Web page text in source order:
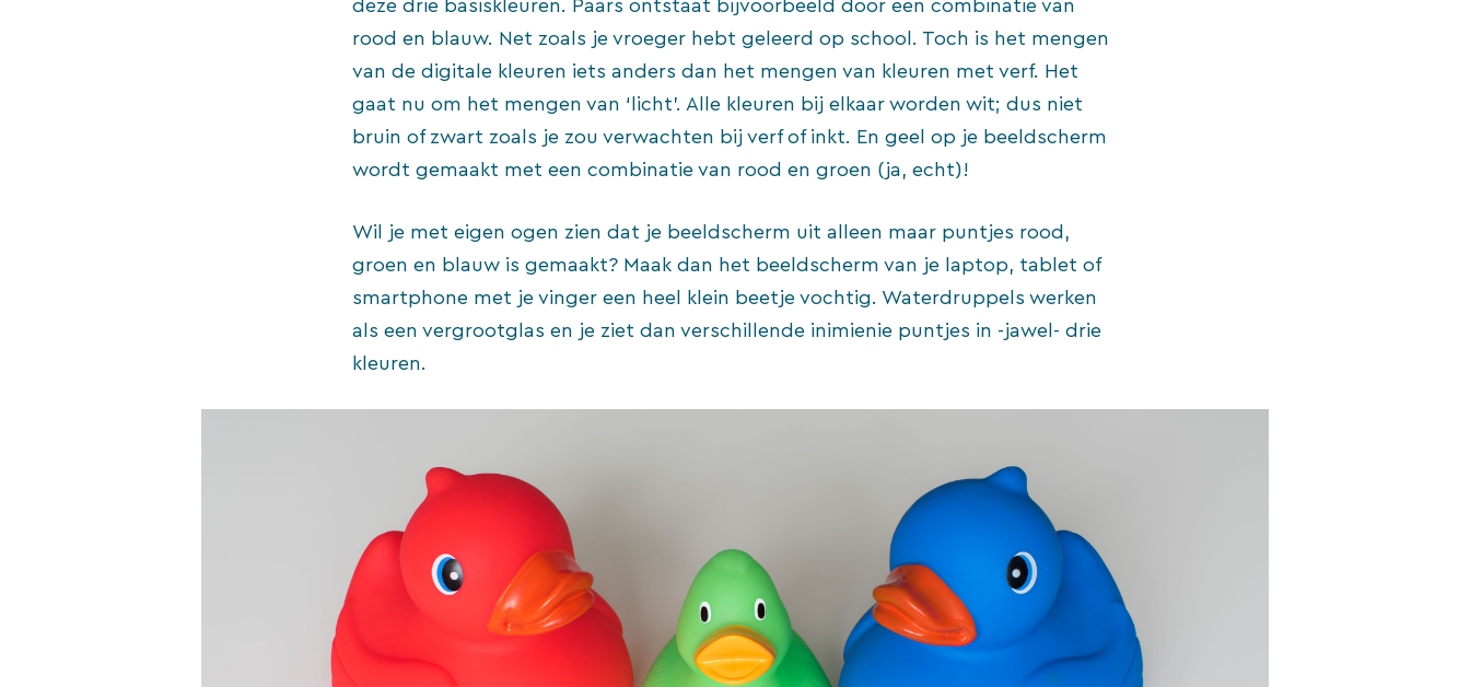
deze drie basiskleuren. Paars ontstaat bijvoorbeeld door een combinatie van
rood en blauw. Net zoals je vroeger hebt geleerd op school. Toch is het mengen
van de digitale kleuren iets anders dan het mengen van kleuren met verf. Het
gaat nu om het mengen van ‘licht’. Alle kleuren bij elkaar worden wit; dus niet
bruin of zwart zoals je zou verwachten bij verf of inkt. En geel op je beeldscherm
wordt gemaakt met een combinatie van rood en groen (ja, echt)!
Wil je met eigen ogen zien dat je beeldscherm uit alleen maar puntjes rood,
groen en blauw is gemaakt? Maak dan het beeldscherm van je laptop, tablet of
smartphone met je vinger een heel klein beetje vochtig. Waterdruppels werken
als een vergrootglas en je ziet dan verschillende inimienie puntjes in -jawel- drie
kleuren.